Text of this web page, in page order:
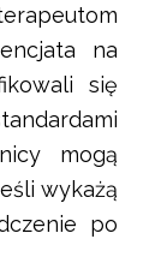
na
się
mogą
wykażą
po